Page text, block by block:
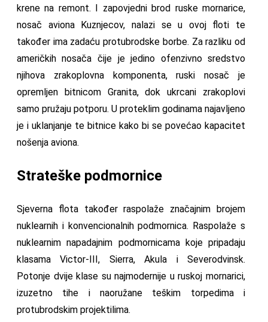
krene na remont. I zapovjedni brod ruske mornarice,
nosač aviona Kuznjecov, nalazi se u ovoj floti te
također ima zadaću protubrodske borbe. Za razliku od
američkih nosača čije je jedino ofenzivno sredstvo
njihova zrakoplovna komponenta, ruski nosač je
opremljen bitnicom Granita, dok ukrcani zrakoplovi
samo pružaju potporu. U proteklim godinama najavljeno
je i uklanjanje te bitnice kako bi se povećao kapacitet
nošenja aviona.
Strateške podmornice
Sjeverna flota također raspolaže značajnim brojem
nuklearnih i konvencionalnih podmornica. Raspolaže s
nuklearnim napadajnim podmornicama koje pripadaju
klasama Victor-III, Sierra, Akula i Severodvinsk.
Potonje dvije klase su najmodernije u ruskoj mornarici,
izuzetno tihe i naoružane teškim torpedima i
protubrodskim projektilima.